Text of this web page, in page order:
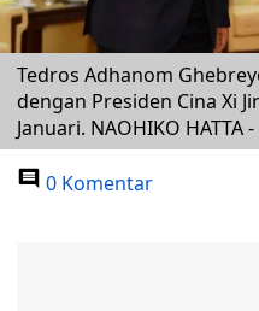
Tedros Adhanom
dengan Presiden Cina Xi
Januari. NAOHIKO HATTA
0 Komentar